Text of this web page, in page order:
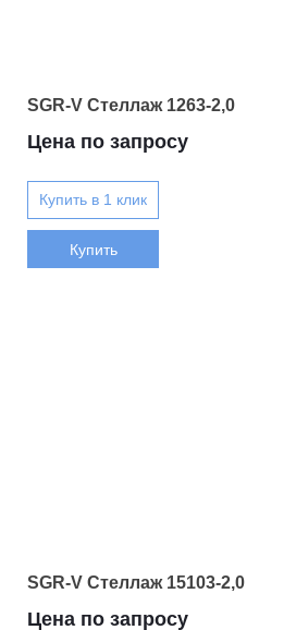
SGR-V Стеллаж 1263-2,0
Цена по запросу
Купить
SGR-V Стеллаж 15103-2,0
Цена по запросу